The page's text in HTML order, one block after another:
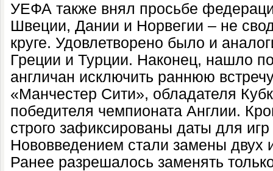
УЕФА также внял просьбе
Швеции, Дании и Норвегии – не
круге. Удовлетворено было и
Греции и Турции. Наконец, нашло
англичан исключить раннюю
«Манчестер Сити», обладателя
победителя чемпионата Англии.
строго зафиксированы даты для
Нововведением стали замены двух
Ранее разрешалось заменять